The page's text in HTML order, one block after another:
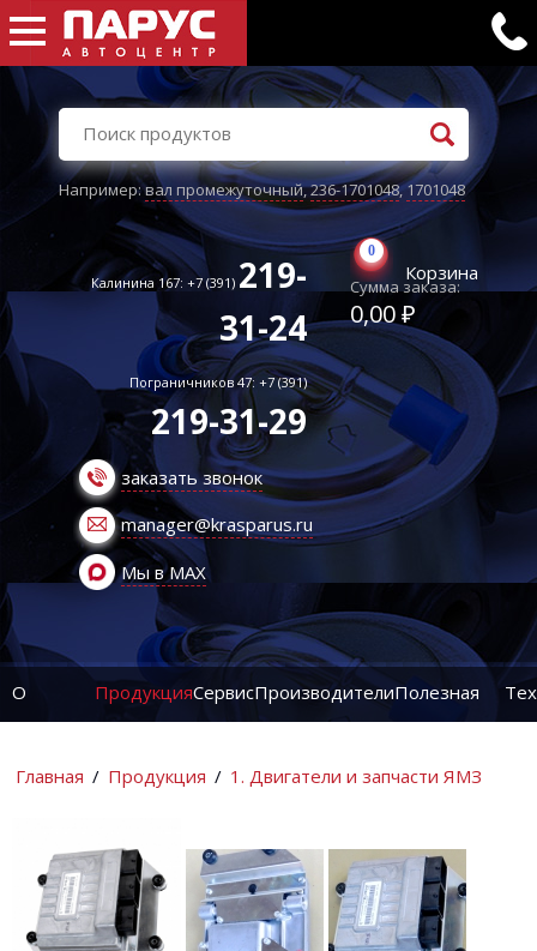
Например:вал промежуточный,236-1701048,1701048
Калинина 167: +7 (391) 219-
31-24
Пограничников 47: +7 (391)
219-31-29
заказать звонок
manager@krasparus.ru
Мы в MAX
0
Корзина
Сумма заказа:
0,00 ₽
О ПродукцияСервисПроизводителиПолезная
Главная / Продукция / 1. Двигатели и запчасти ЯМЗ